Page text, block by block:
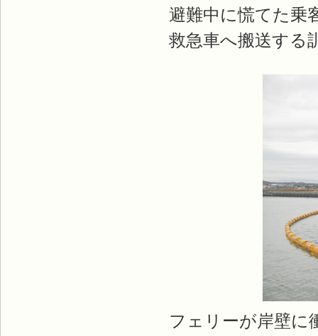
避難中に慌てた乗
救急車へ搬送する
フェリーが岸壁に